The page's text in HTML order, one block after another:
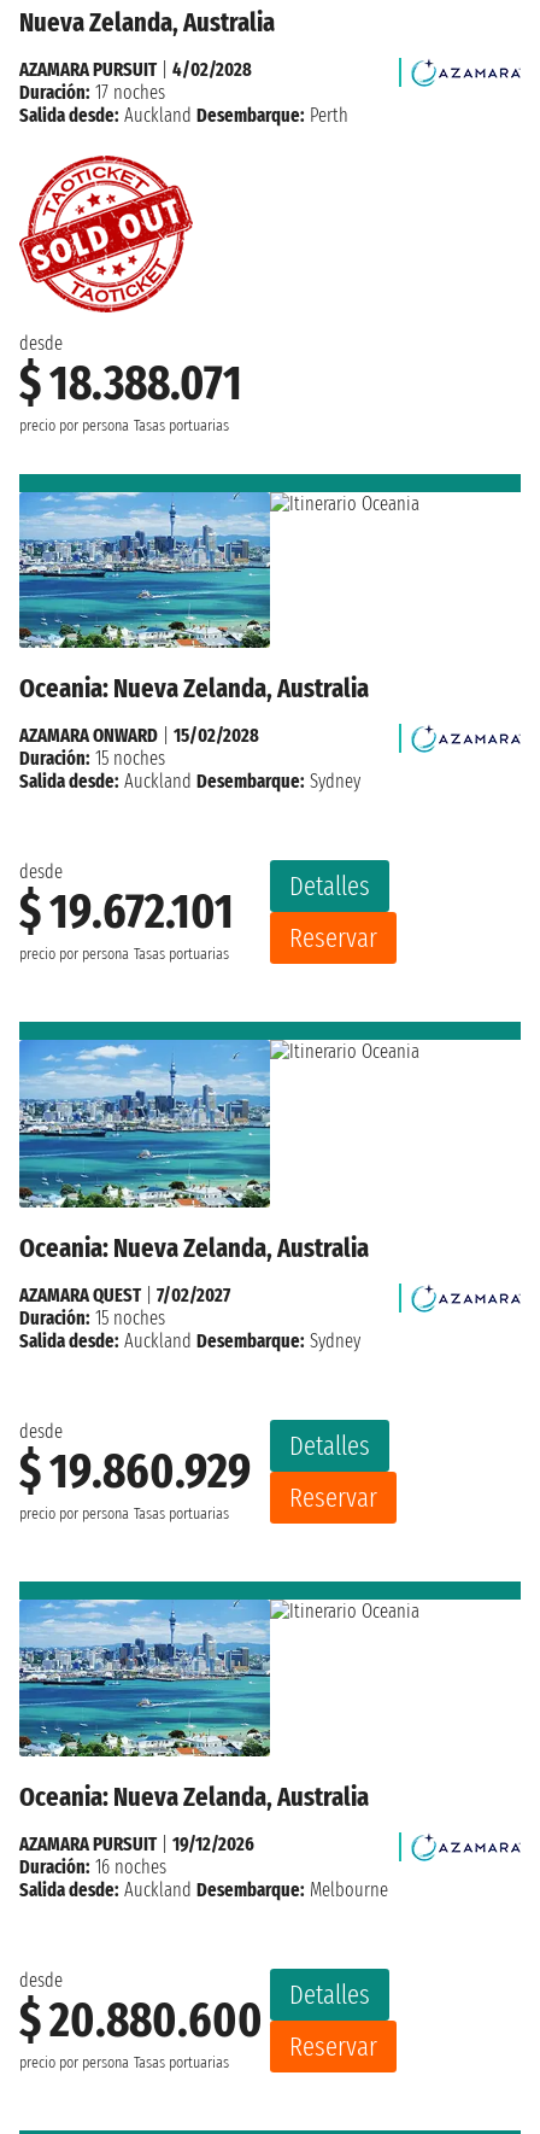
Nueva Zelanda, Australia
desde
$ 18.388.071
precio por persona Tasas portuarias
AZAMARA PURSUIT| 4/02/2028
Duración: 17 noches
Salida desde: Auckland Desembarque: Perth
Oceania: Nueva Zelanda, Australia
desde
$ 19.672.101
precio por persona Tasas portuarias
Detalles
Reservar
AZAMARA ONWARD
15/02/2028
Duración: 15 noches
Salida desde: Auckland Desembarque: Sydney
Oceania: Nueva Zelanda, Australia
desde
$ 19.860.929
precio por persona Tasas portuarias
Detalles
Reservar
AZAMARA QUEST| 7/02/2027
Duración: 15 noches
Salida desde: Auckland Desembarque: Sydney
Oceania: Nueva Zelanda, Australia
desde
$ 20.880.600
precio por persona Tasas portuarias
Detalles
Reservar
AZAMARA PURSUIT| 19/12/2026
Duración: 16 noches
Salida desde: Auckland Desembarque: Melbourne